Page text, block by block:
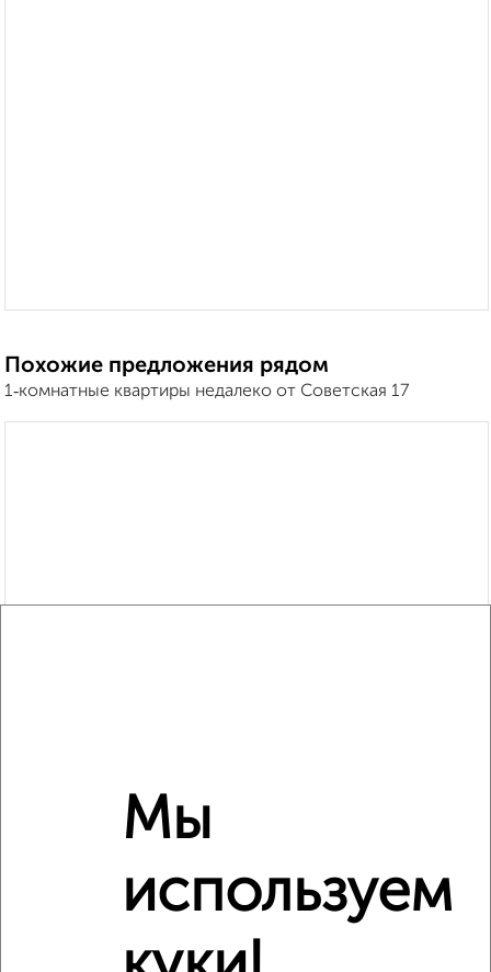
Похожие предложения рядом
1‑комнатные квартиры недалеко от Советская 17
Недалеко от Советская 17 с ценой ниже
Мы
используем